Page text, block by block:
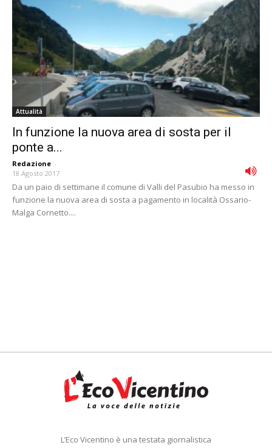
Attualità
In funzione la nuova area di sosta per il
ponte a...
Redazione -
18 Agosto 2017
Da un paio di settimane il comune di Valli del Pasubio ha messo in
funzione la nuova area di sosta a pagamento in località Ossario-
Malga Cornetto....
L’Eco Vicentino è una testata giornalistica